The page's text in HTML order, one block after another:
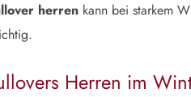
herren kann bei starkem
Herren im